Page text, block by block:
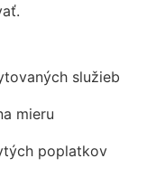
služieb
mieru
poplatkov